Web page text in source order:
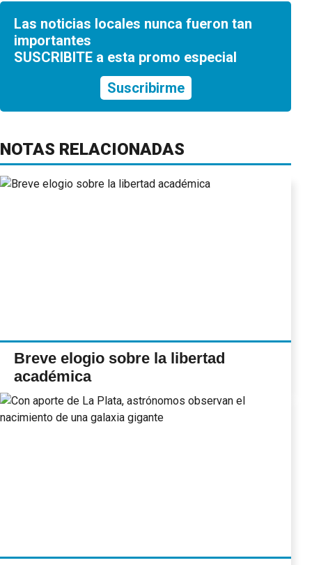
Las noticias locales nunca fueron tan
importantes
SUSCRIBITE a esta promo especial
Suscribirme
NOTAS RELACIONADAS
Breve elogio sobre la libertad
académica